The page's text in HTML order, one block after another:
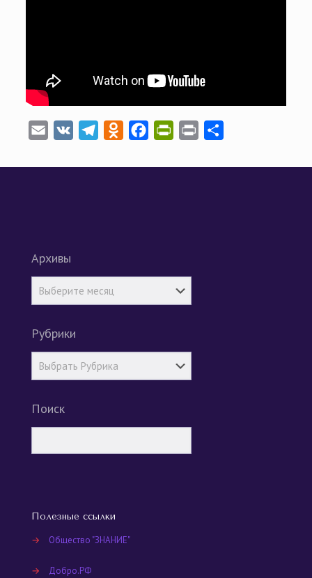
Email VK TelegramOdnoklassniki
FacebookPrintFriendly
Print
Архивы
Рубрики
Поиск
Полезные ссылки
→ Общество "ЗНАНИЕ"
→ Добро.РФ